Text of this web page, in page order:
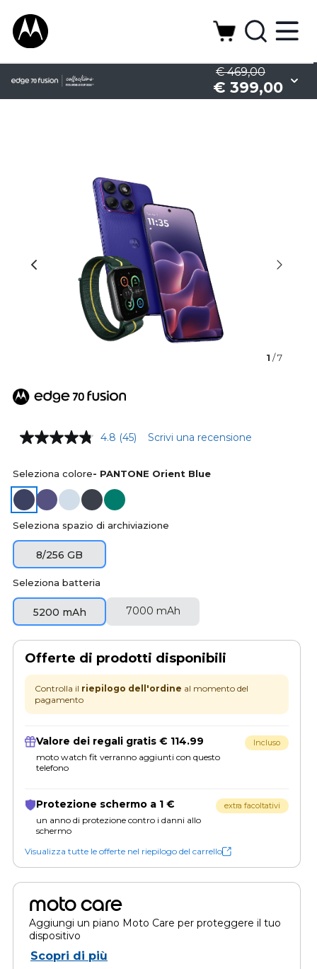
€ 469,00
€ 399,00
Camera Design
1 / 7
4.8 (45) Scrivi una recensione
Seleziona colore- PANTONE Orient Blue
Seleziona spazio di archiviazione
8/256 GB
Seleziona batteria
5200 mAh 7000 mAh
Offerte di prodotti disponibili
Controlla il riepilogo dell'ordine al momento del
pagamento
Valore dei regali gratis € 114.99
moto watch fit verranno aggiunti con questo
telefono
Incluso
Protezione schermo a 1 €
un anno di protezione contro i danni allo
schermo
extra facoltativi
Visualizza tutte le offerte nel riepilogo del carrello
moto care
Aggiungi un piano Moto Care per proteggere il tuo
dispositivo
Scopri di più